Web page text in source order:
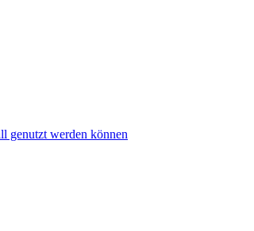
genutzt werden können